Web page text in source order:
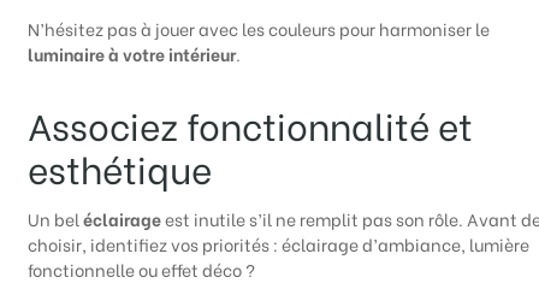
N’hésitez pas à jouer avec les couleurs pour harmoniser le
luminaire à votre intérieur.
Associez fonctionnalité et
esthétique
Un beléclairageest inutile s’il ne remplit pas son rôle. Avant
choisir, identifiez vos priorités : éclairage d’ambiance, lumière
fonctionnelle ou effet déco ?